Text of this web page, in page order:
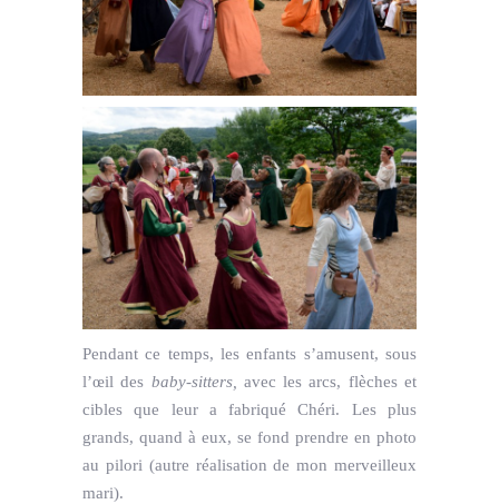
Pendant ce temps, les enfants s’amusent, sous
l’œil des baby-sitters,
avec les arcs, flèches et
cibles que leur a fabriqué Chéri. Les plus
grands, quand à eux, se fond prendre en photo
au pilori (autre réalisation de mon merveilleux
mari).